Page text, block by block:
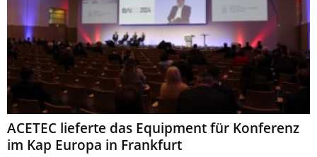
ACETEC lieferte das Equipment für Konferenz
im Kap Europa in Frankfurt